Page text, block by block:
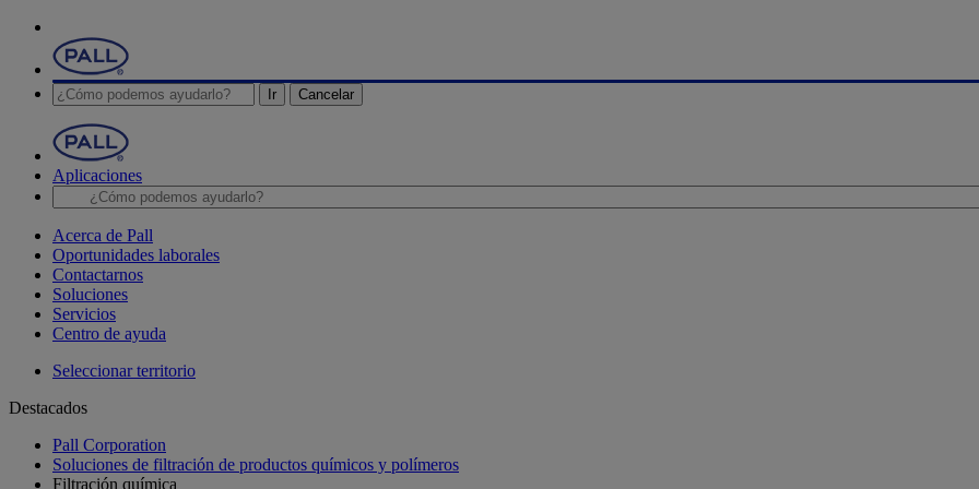
Ir Cancelar
Aplicaciones
Acerca de Pall
Oportunidades laborales
Contactarnos
Soluciones
Servicios
Centro de ayuda
Seleccionar territorio
Destacados
Pall Corporation
Soluciones de filtración de productos químicos y polímeros
Filtración química